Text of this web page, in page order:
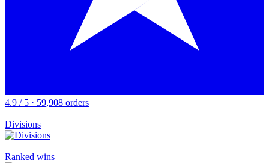
4.9 / 5 · 59,908 orders
Divisions
Ranked wins